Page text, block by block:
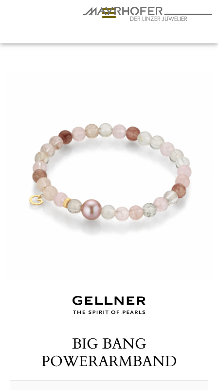
BIG BANG
POWERARMBAND